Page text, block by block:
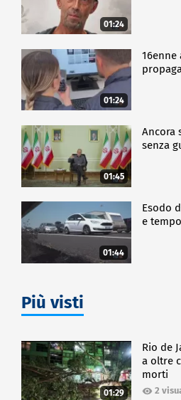
01:24
01:24
01:45
Ancora
senza
01:44
Esodo
e
Più visti
01:29
Rio de
a oltre
morti
2